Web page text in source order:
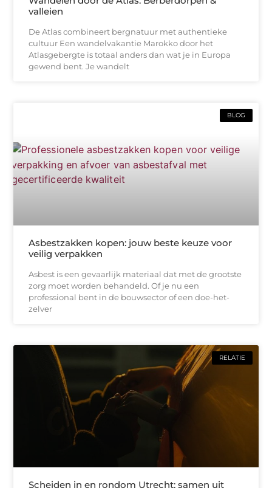
valleien
De Atlas combineert bergnatuur met authentieke
cultuur Een wandelvakantie Marokko door het
Atlasgebergte is totaal anders dan wat je in Europa
gewend bent. Je wandelt
BLOG
Asbestzakken kopen: jouw beste keuze voor
veilig verpakken
Asbest is een gevaarlijk materiaal dat met de grootste
zorg moet worden behandeld. Of je nu een
professional bent in de bouwsector of een doe-het-
zelver
RELATIE
Scheiden in en rondom Utrecht: samen uit